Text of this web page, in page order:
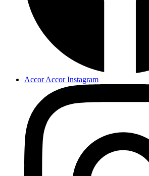
Accor Accor Instagram